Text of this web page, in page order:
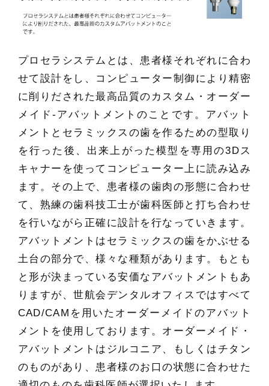
プロセラシステムとは、患者様それぞれに合わ
せて設計をし、コンピューター制御により精密
に削りだされた最高品質のカスタム・オーダー
メイド-アバットメントのことです。アバット
メントとセラミックスの歯を作るための型取り
を行った後、出来上がった模型を専用の3Dス
キャナーを使ってコンピューター上に読み込み
ます。その上で、患者様の歯肉の形態に合わせ
て、熟練の歯科技工士が歯科医師と打ち合わせ
を行いながら正確に設計を行なっていきます。
アバットメントはセラミックスの歯をかぶせる
土台の部分で、様々な種類があります。もとも
と形が決まっている安価なアバットメントもあ
りますが、世航会デンタルオフィスではすべて
CAD/CAMを用いたオーダーメイドのアバット
メントを使用しております。オーダーメイド・
アバットメントはジルコニア、もしくはチタン
のものがあり、患者様のお口の状態に合わせた